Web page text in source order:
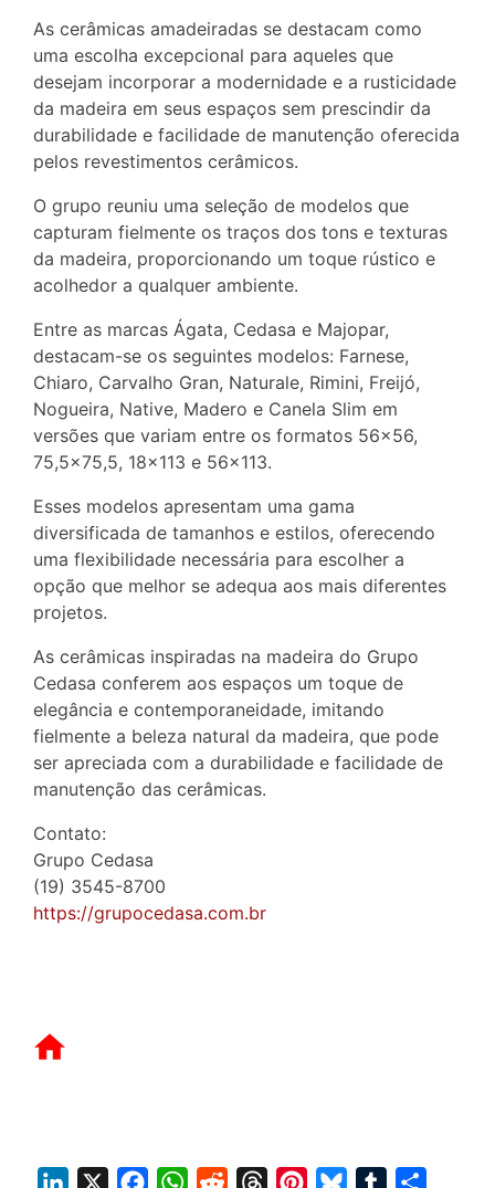
As cerâmicas amadeiradas se destacam como
uma escolha excepcional para aqueles que
desejam incorporar a modernidade e a rusticidade
da madeira em seus espaços sem prescindir da
durabilidade e facilidade de manutenção oferecida
pelos revestimentos cerâmicos.
O grupo reuniu uma seleção de modelos que
capturam fielmente os traços dos tons e texturas
da madeira, proporcionando um toque rústico e
acolhedor a qualquer ambiente.
Entre as marcas Ágata, Cedasa e Majopar,
destacam-se os seguintes modelos: Farnese,
Chiaro, Carvalho Gran, Naturale, Rimini, Freijó,
Nogueira, Native, Madero e Canela Slim em
versões que variam entre os formatos 56×56,
75,5×75,5, 18×113 e 56×113.
Esses modelos apresentam uma gama
diversificada de tamanhos e estilos, oferecendo
uma flexibilidade necessária para escolher a
opção que melhor se adequa aos mais diferentes
projetos.
As cerâmicas inspiradas na madeira do Grupo
Cedasa conferem aos espaços um toque de
elegância e contemporaneidade, imitando
fielmente a beleza natural da madeira, que pode
ser apreciada com a durabilidade e facilidade de
manutenção das cerâmicas.
Contato:
Grupo Cedasa
(19) 3545-8700
https://grupocedasa.com.br
W